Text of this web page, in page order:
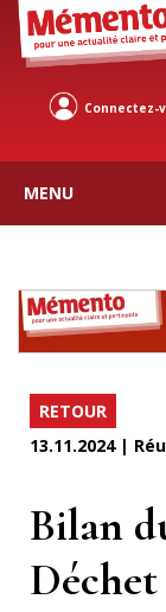
Connectez-
MENU
RETOUR
13.11.2024 |
Bilan